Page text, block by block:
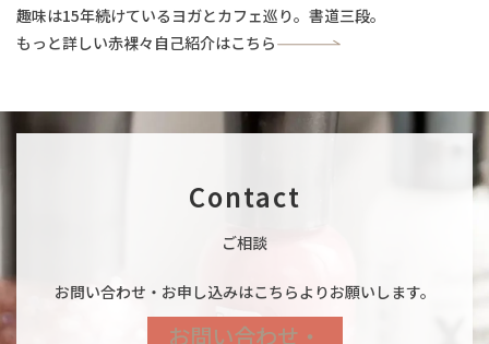
趣味は15年続けているヨガとカフェ巡り。書道三段。
もっと詳しい赤裸々自己紹介はこちら
Contact
ご相談
お問い合わせ・お申し込みはこちらよりお願いします。
お問い合わせ・